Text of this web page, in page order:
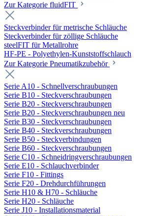
Zur Kategorie fluidFIT
Steckverbinder für metrische Schläuche
Steckverbinder für zöllige Schläuche
steelFIT für Metallrohre
HF-PE - Polyethylen-Kunststoffschlauch
Zur Kategorie Pneumatikzubehör
Serie A10 - Schnellverschraubungen
Serie B10 - Steckverschraubungen
Serie B20 - Steckverschraubungen
Serie B20 - Steckverschraubungen neu
Serie B30 - Steckverschraubungen
Serie B40 - Steckverschraubungen
Serie B50 - Steckverbindungen
Serie B60 - Steckverschraubungen
Serie C10 - Schneidringverschraubungen
Serie E10 - Schlauchverbinder
Serie F10 - Fittings
Serie F20 - Drehdurchführungen
Serie H10 & H70 - Schläuche
Serie H20 - Schläuche
Serie J10 - Installationsmaterial